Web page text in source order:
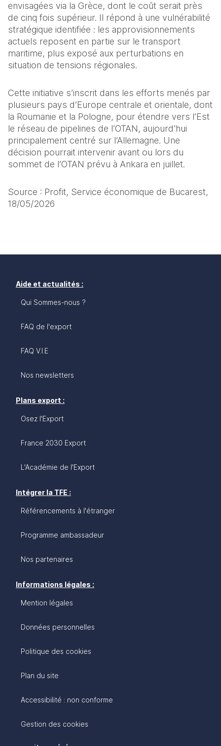
envisagées via la Grèce, dont le coût serait près
de cinq fois supérieur. Il répond à une vulnérabilité
stratégique identifiée : les approvisionnements
actuels reposent en partie sur le transport
maritime, plus exposé aux perturbations en
situation de tensions régionales.
Cette initiative s’inscrit dans les efforts menés par
plusieurs pays d’Europe centrale et orientale, dont
la Roumanie et la Pologne, pour étendre vers l’Est
le réseau de pipelines de l’OTAN, aujourd’hui
principalement centré sur l’Allemagne. Une
décision pourrait intervenir avant ou lors du
sommet de l’OTAN prévu à Ankara en juillet.
Source : Profit, Service économique de Bucarest,
18/05/2026
Aide et actualités :
Qui Sommes-nous ?
FAQ de l'export
FAQ V.I.E
Nos newsletters
Plans export :
Osez l'Export
France 2030 Export
L'Académie de l'Export
Intégrer la TFE :
Référencements à l'étranger
Programme ambassadeur
Nos partenaires
Informations légales :
Mention légales
Données personnelles
Politique des cookies
Plan du site
Accessibilité : non conforme
Gestion des cookies